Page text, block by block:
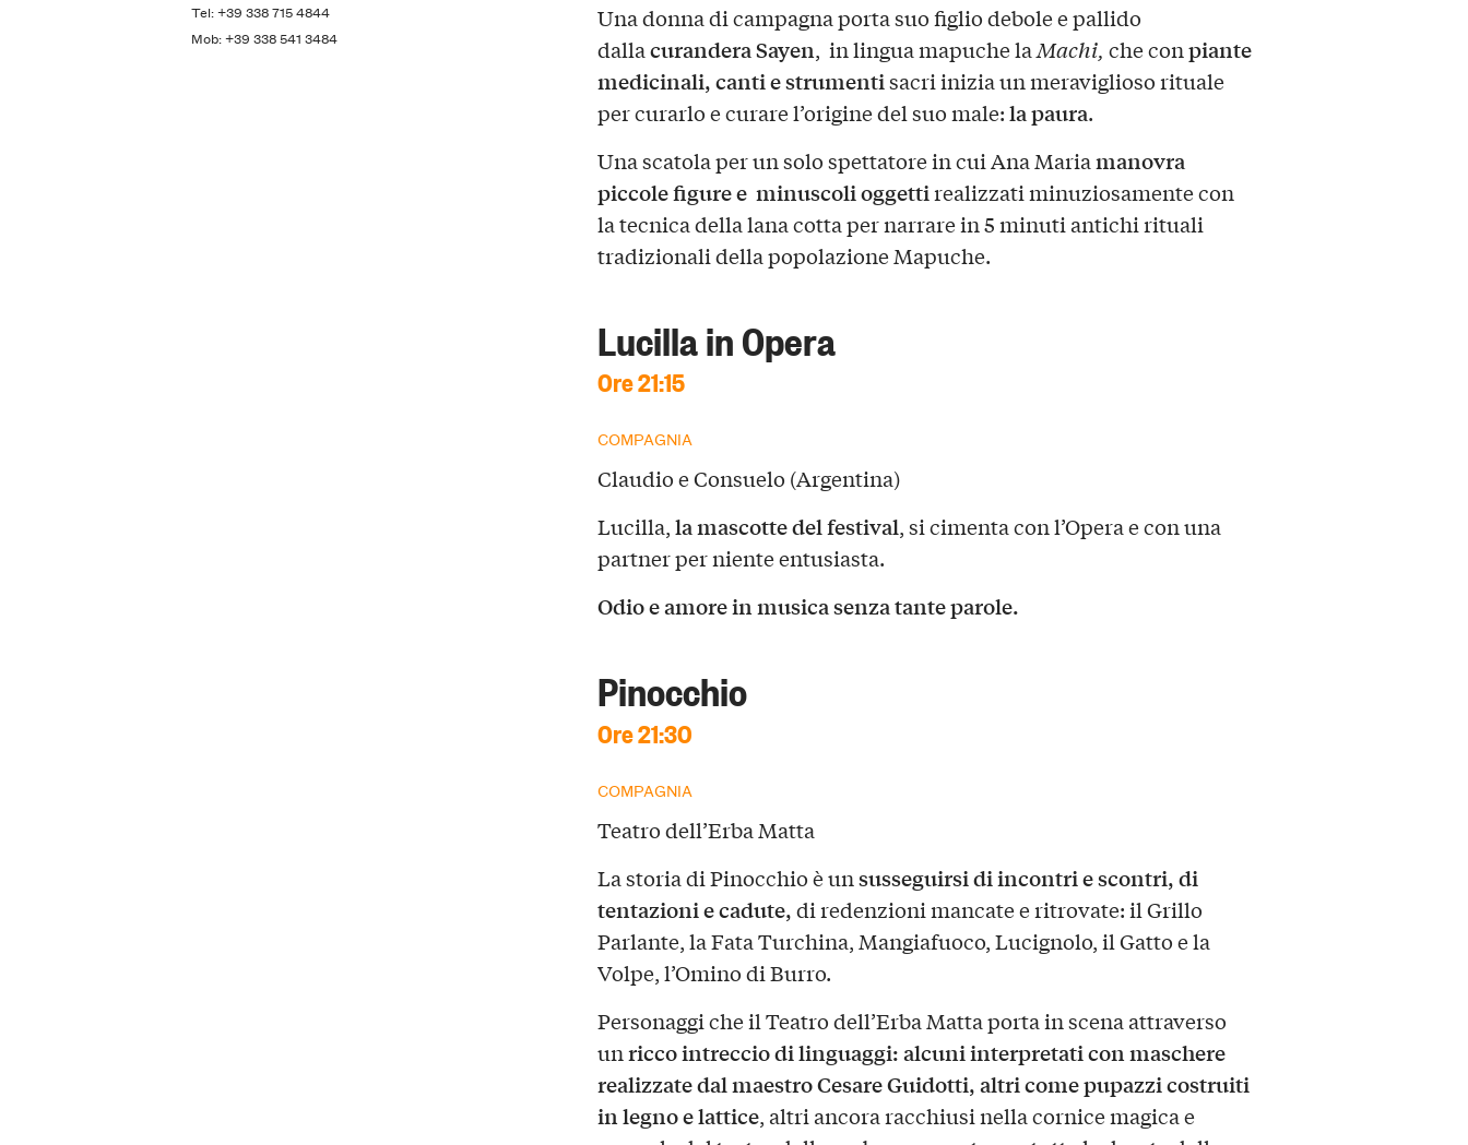
Una donna di campagna porta suo figlio debole e pallido
dallacurandera Sayen, in lingua mapuche laMachi, che conpiante
medicinali, canti e strumentisacri inizia un meraviglioso rituale
per curarlo e curare l’origine del suo male:la paura.
Una scatola per un solo spettatore in cui Ana Mariamanovra
piccole figure e minuscoli oggettirealizzati minuziosamente con
la tecnica della lana cotta per narrare in 5 minuti antichi rituali
tradizionali della popolazione Mapuche.
Lucilla in Opera
Ore 21:15
COMPAGNIA
Claudio e Consuelo (Argentina)
Lucilla,la mascotte del festival, si cimenta con l’Opera e con una
partner per niente entusiasta.
Odio e amore in musica senza tante parole.
Pinocchio
Ore 21:30
COMPAGNIA
Teatro dell’Erba Matta
La storia di Pinocchio è unsusseguirsi di incontri e scontri, di
tentazioni e cadute,di redenzioni mancate e ritrovate: il Grillo
Parlante, la Fata Turchina, Mangiafuoco, Lucignolo, il Gatto e la
Volpe, l’Omino di Burro.
Personaggi che il Teatro dell’Erba Matta porta in scena attraverso
unricco intreccio di linguaggi: alcuni interpretati con maschere
realizzate dal maestro Cesare Guidotti, altri come pupazzi costruiti
in legno e lattice, altri ancora racchiusi nella cornice magica e
Tel: +39 338 715 4844
Mob: +39 338 541 3484